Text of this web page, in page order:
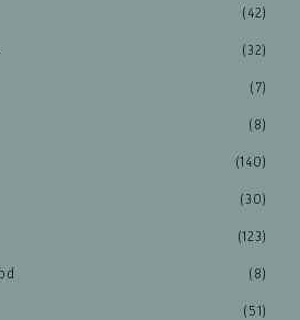
(42)
(32)
(7)
(8)
(140)
(30)
(123)
(8)
(51)